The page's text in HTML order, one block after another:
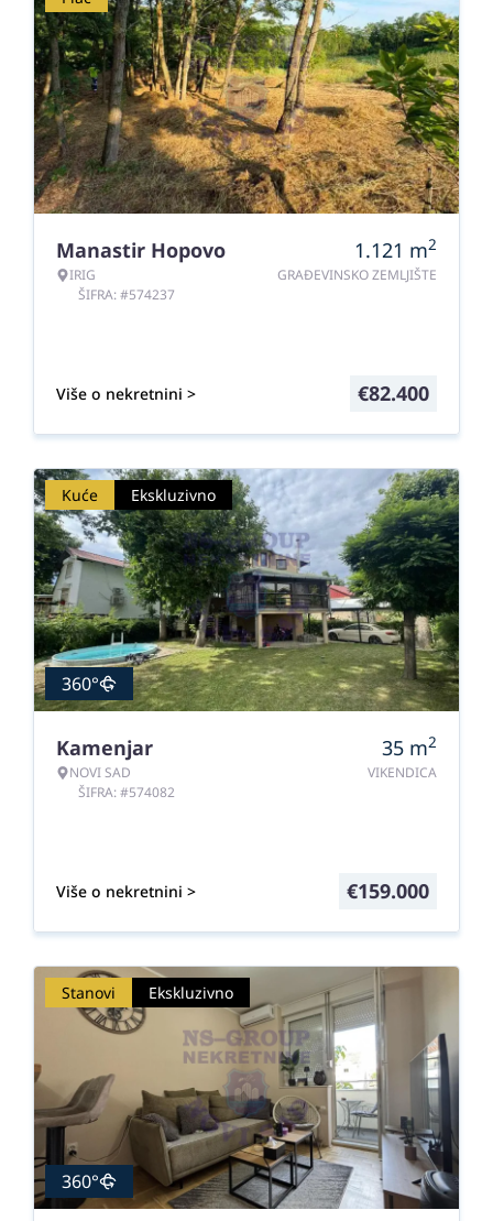
Manastir Hopovo
IRIG
ŠIFRA: #574237
1.121 m2
GRAĐEVINSKO ZEMLJIŠTE
Više o nekretnini > €82.400
Kuće Ekskluzivno
360°
Kamenjar
NOVI SAD
ŠIFRA: #574082
35 m2
VIKENDICA
Više o nekretnini > €159.000
Stanovi Ekskluzivno
360°